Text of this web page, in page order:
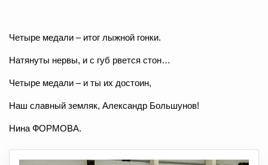
Четыре медали – итог лыжной гонки.
Натянуты нервы, и с губ рвется стон…
Четыре медали – и ты их достоин,
Наш славный земляк, Александр Большунов!
Нина ФОРМОВА.